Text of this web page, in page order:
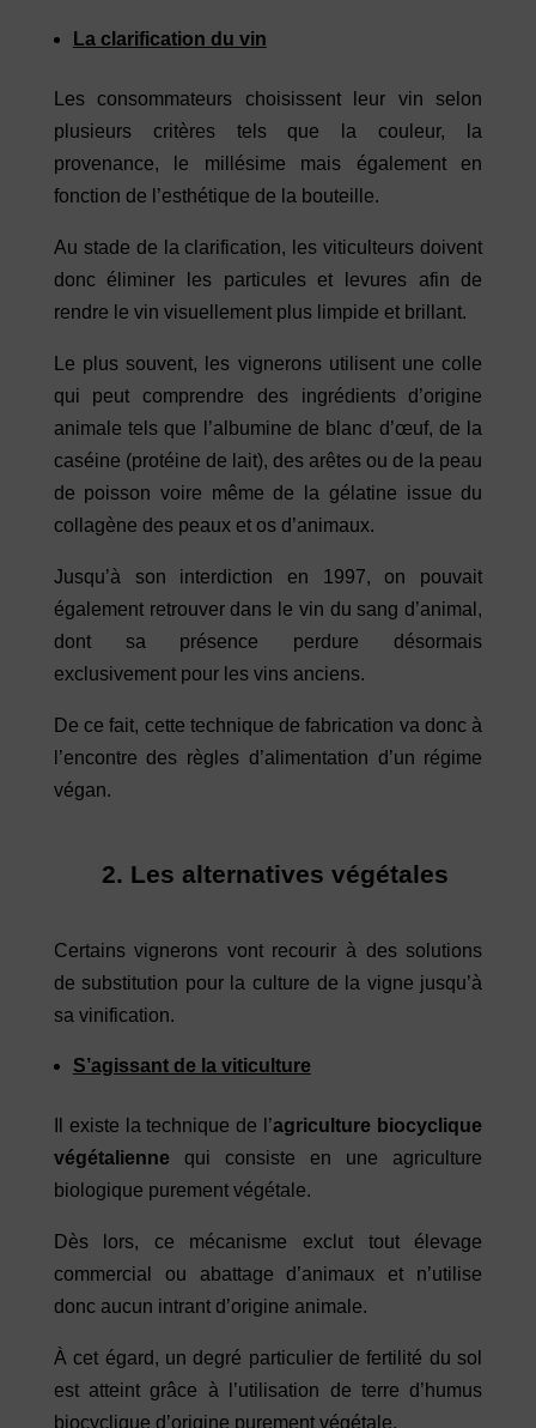
La clarification du vin
Les consommateurs choisissent leur vin selon
plusieurs critères tels que la couleur, la
provenance, le millésime mais également en
fonction de l’esthétique de la bouteille.
Au stade de la clarification, les viticulteurs doivent
donc éliminer les particules et levures afin de
rendre le vin visuellement plus limpide et brillant.
Le plus souvent, les vignerons utilisent une colle
qui peut comprendre des ingrédients d’origine
animale tels que l’albumine de blanc d’œuf, de la
caséine (protéine de lait), des arêtes ou de la peau
de poisson voire même de la gélatine issue du
collagène des peaux et os d’animaux.
Jusqu’à son interdiction en 1997, on pouvait
également retrouver dans le vin du sang d’animal,
dont sa présence perdure désormais
exclusivement pour les vins anciens.
De ce fait, cette technique de fabrication va donc à
l’encontre des règles d’alimentation d’un régime
végan.
2. Les alternatives végétales
Certains vignerons vont recourir à des solutions
de substitution pour la culture de la vigne jusqu’à
sa vinification.
S’agissant de la viticulture
Il existe la technique de l’agriculture biocyclique
végétalienne qui consiste en une agriculture
biologique purement végétale.
Dès lors, ce mécanisme exclut tout élevage
commercial ou abattage d’animaux et n’utilise
donc aucun intrant d’origine animale.
À cet égard, un degré particulier de fertilité du sol
est atteint grâce à l’utilisation de terre d’humus
biocyclique d’origine purement végétale.